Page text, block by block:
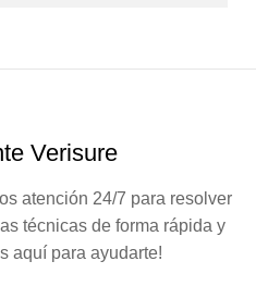
Verisure
atención 24/7 para resolver
técnicas de forma rápida y
aquí para ayudarte!